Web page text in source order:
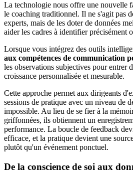
La technologie nous offre une nouvelle
le coaching traditionnel. Il ne s'agit pas
experts, mais de les doter de données
aider les cadres à identifier précisément
Lorsque vous intégrez des outils
aux compétences de communication
les observations subjectives pour entrer
croissance personnalisée et mesurable.
Cette approche permet aux dirigeants
sessions de pratique avec un niveau de
impossible. Au lieu de se fier à la
griffonnées, ils obtiennent un
performance. La boucle de feedback
efficace, et la pratique devient une
plutôt qu'un événement ponctuel.
De la conscience de soi aux